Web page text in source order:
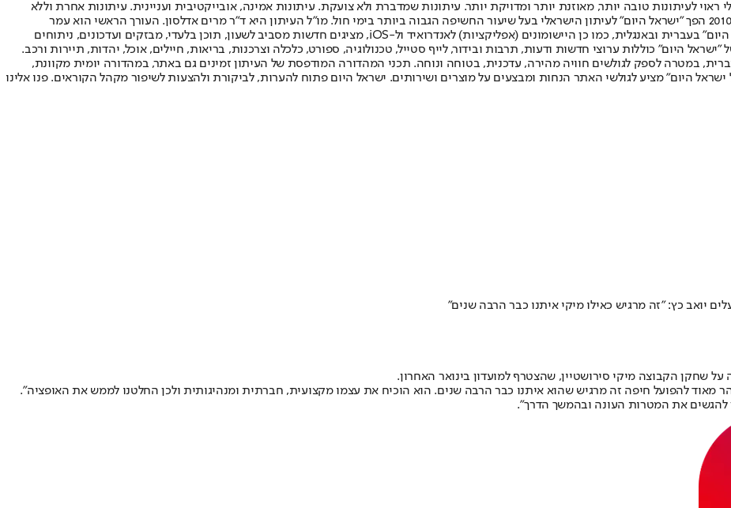
לעיתונות טובה יותר, מאוזנת יותר ומדויקת יותר. עיתונות שמדברת ולא צועקת. עיתונות אמינה, אובייקטיבית ועניינית. עיתונות אחרת וללא
תשלום. המהדורה המודפסת הראשונה פורסמה ב-30 ביולי 2007, וב-2010 הפך "ישראל היום" לעיתון הישראלי בעל שיעור החשיפה הגבוה ביותר בימי חול. מו"ל העיתון היא ד"ר מרים אדלסון. העורך הראשי הוא עמר
לחמנוביץ, והעורך המייסד הוא עמוס רגב. אתרי האינטרנט של "ישראל היום" בעברית ובאנגלית, כמו כן היישומונים (אפליקציות) לאנדרואיד ול-iOS, מציגים חדשות מסביב לשעון, תוכן בלעדי, מבזקים ועדכונים, ניתוחים
היום" כוללות ערוצי חדשות ודעות, תרבות ובידור, לייף סטייל, טכנולוגיה, ספורט, כלכלה וצרכנות, בריאות, חיילים, אוכל, יהדות, תיירות ורכב.
בעברית, במטרה לספק לגולשים חוויה מהירה, עדכנית, בטוחה ונוחה. תכני המהדורה המודפסת של העיתון זמינים גם באתר, במהדורה יומית מקוונת,
היום" מציע לגולשי האתר הנחות ומבצעים על מוצרים ושירותים. ישראל היום פתוח להערות, לביקורת ולהצעות לשיפור מקהל הקוראים. פנו אלינו
יואב כץ: "זה מרגיש כאילו מיקי איתנו כבר הרבה שנים"
שחקן הקבוצה מיקי סירושטיין, שהצטרף למועדון בינואר האחרון.
מאוד להפועל חיפה זה מרגיש שהוא איתנו כבר הרבה שנים. הוא הוכיח את עצמו מקצועית, חברתית ומנהיגותית ולכן החלטנו לממש את האופציה".
להגשים את המטרות העונה ובהמשך הדרך".